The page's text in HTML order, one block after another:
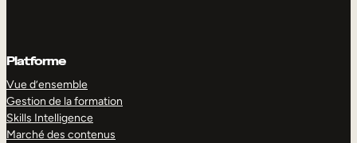
Platforme
Vue d’ensemble
Gestion de la formation
Skills Intelligence
Marché des contenus